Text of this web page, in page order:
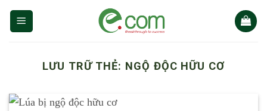
Chuyển
đến
LƯU TRỮ THẺ: NGỘ ĐỘC HỮU CƠ